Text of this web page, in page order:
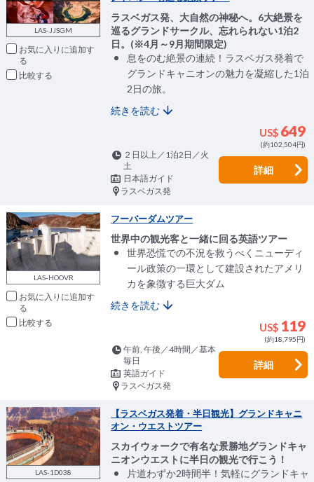
LAS-JJSGM
お気に入りに追加
比較
ラスベガス発、大自然の神秘へ。6大絶景を
巡るグランドサークル、忘れられない1泊2
日。(※4月～9月期間限定)
息をのむ絶景の連続！ラスベガス発着で
グランドキャニオンの魅力を凝縮した1泊
2日の旅。
続きを読む
US$ 649
(約102,504円)
２日以上／1泊2日／火
土
日本語ガイド
ラスベガス発
詳細
LAS-HOOVR
お気に入りに追加
比較
フーバーダムツアー
世界中の観光客と一緒に回る英語ツアー
世界恐慌での不況を救うべくニューディ
ール政策の一環として建設されたアメリ
カを象徴する巨大ダム
続きを読む
US$ 119
(約18,795円)
午前, 午後／4時間／基本
毎日
英語ガイド
ラスベガス発
詳細
LAS-1D038
【ラスベガス発着・半日観光】グランドキャニ
オン・ウエストツアー
スカイウォークで有名な景勝地グランドキャ
ニオンウエストに半日の観光で行こう！
片道わずか2時間半！気軽にグランドキャ